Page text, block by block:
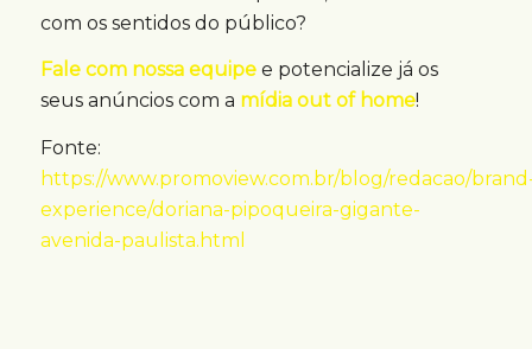
com os sentidos do público?
Fale com nossa equipee potencialize já os
seus anúncios com a mídia out of home!
Fonte:
https://www.promoview.com.br/blog/redacao/
experience/doriana-pipoqueira-gigante-
avenida-paulista.html